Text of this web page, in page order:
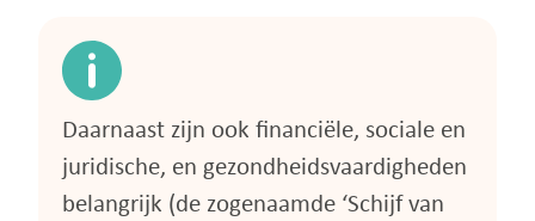
Daarnaast zijn ook financiële, sociale en
juridische, en gezondheidsvaardigheden
belangrijk (de zogenaamde ‘Schijf van